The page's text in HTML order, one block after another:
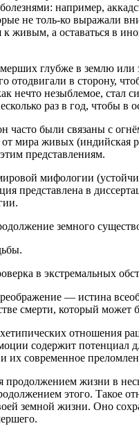
например,
не толь-ко выражали
живым, а оставаться в
глубже в землю
отодвигали в сторону,
нечто незыблемое,
раз в год, чтобы в
часто были связаны с
мира живых (индийская
представлениям.
мифологии
представлена в
земного
в экстремальных
— истина
смерти, который может
отношения
содержит потенциал
их современное
жизни в
этого. Такое
земной жизни. Оно